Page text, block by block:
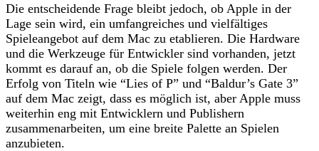
Die entscheidende Frage bleibt jedoch, ob Apple in der
Lage sein wird, ein umfangreiches und vielfältiges
Spieleangebot auf dem Mac zu etablieren. Die Hardware
und die Werkzeuge für Entwickler sind vorhanden, jetzt
kommt es darauf an, ob die Spiele folgen werden. Der
Erfolg von Titeln wie “Lies of P” und “Baldur’s Gate 3”
auf dem Mac zeigt, dass es möglich ist, aber Apple muss
weiterhin eng mit Entwicklern und Publishern
zusammenarbeiten, um eine breite Palette an Spielen
anzubieten.